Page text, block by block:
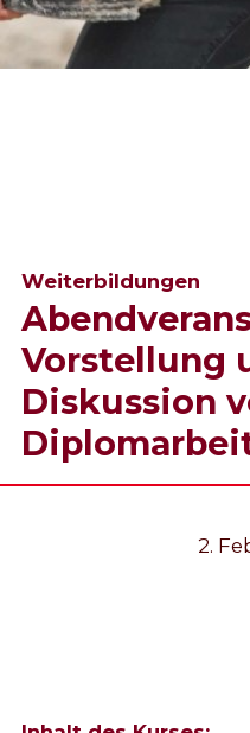
Weiterbildungen
Vorstellung
Diskussion
2.